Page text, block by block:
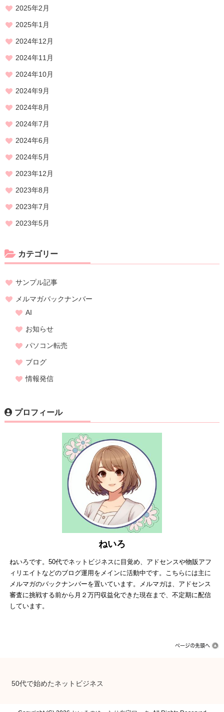
2025年2月
2025年1月
2024年12月
2024年11月
2024年10月
2024年9月
2024年8月
2024年7月
2024年6月
2024年5月
2023年12月
2023年8月
2023年7月
2023年5月
カテゴリー
サンプル記事
メルマガバックナンバー
AI
お知らせ
パソコン転売
ブログ
情報発信
プロフィール
ねいろ
ねいろです。50代でネットビジネスに目覚め、アドセンスや物販アフ
ィリエイトなどのブログ運用をメインに活動中です。こちらには主に
メルマガのバックナンバーを置いています。メルマガは、アドセンス
審査に挑戦する前から月２万円収益化できた現在まで、不定期に配信
しています。
50代で始めたネットビジネス